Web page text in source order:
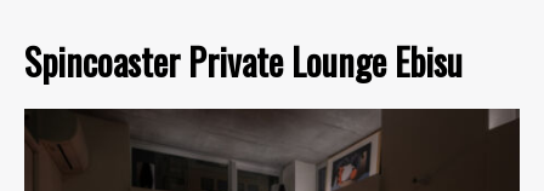
Spincoaster Private Lounge Ebisu